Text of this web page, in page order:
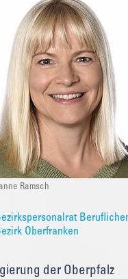
Ramsch
Oberfranken
der Oberpfalz